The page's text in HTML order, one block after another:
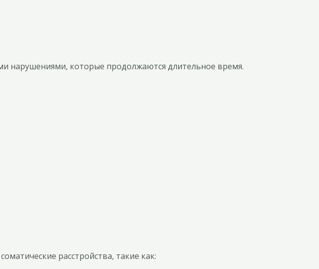
нарушениями, которые продолжаются длительное время.
расстройства, такие как: